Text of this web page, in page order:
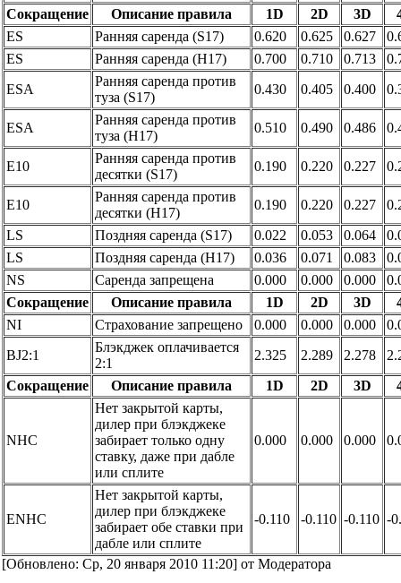
Сокращение
Описание правила 1D 2D 3D
ES
Ранняя саренда (S17) 0.620 0.625 0.627
ES
Ранняя саренда (H17) 0.700 0.710 0.713
ESA
Ранняя саренда против
туза (S17)
0.430 0.405 0.400
ESA
Ранняя саренда против
туза (H17)
0.510 0.490 0.486
E10
Ранняя саренда против
десятки (S17)
0.190 0.220 0.227
E10
Ранняя саренда против
десятки (H17)
0.190 0.220 0.227
LS
Поздняя саренда (S17) 0.022 0.053 0.064
LS
Поздняя саренда (H17) 0.036 0.071 0.083
NS
Саренда запрещена 0.000 0.000 0.000
Сокращение
Описание правила 1D 2D 3D
NI
Страхование запрещено 0.000 0.000 0.000
BJ2:1
Блэкджек оплачивается
2:1
2.325 2.289 2.278
Сокращение
Описание правила 1D 2D 3D
NHC
Нет закрытой карты,
дилер при блэкджеке
забирает только одну
ставку, даже при дабле
или сплите
0.000 0.000 0.000
ENHC
Нет закрытой карты,
дилер при блэкджеке
забирает обе ставки при
дабле или сплите
-0.110 -0.110 -0.110 -
[Обновлено: Ср, 20 января 2010 11:20] от Модератора